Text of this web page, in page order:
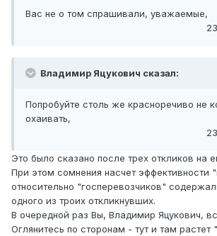
Вас не о том спрашивали, уважаемые,
Владимир Яцукович сказал:
Попробуйте столь же красноречиво не
охаивать,
Это было сказано после трех откликов на
При этом сомнения насчет эффективности
относительно "госперевозчиков"
одного из троих откликнувших.
В очередной раз Вы, Владимир Яцукович,
Оглянитесь по сторонам - тут и там